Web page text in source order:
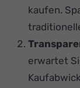
kaufen.
erwartet